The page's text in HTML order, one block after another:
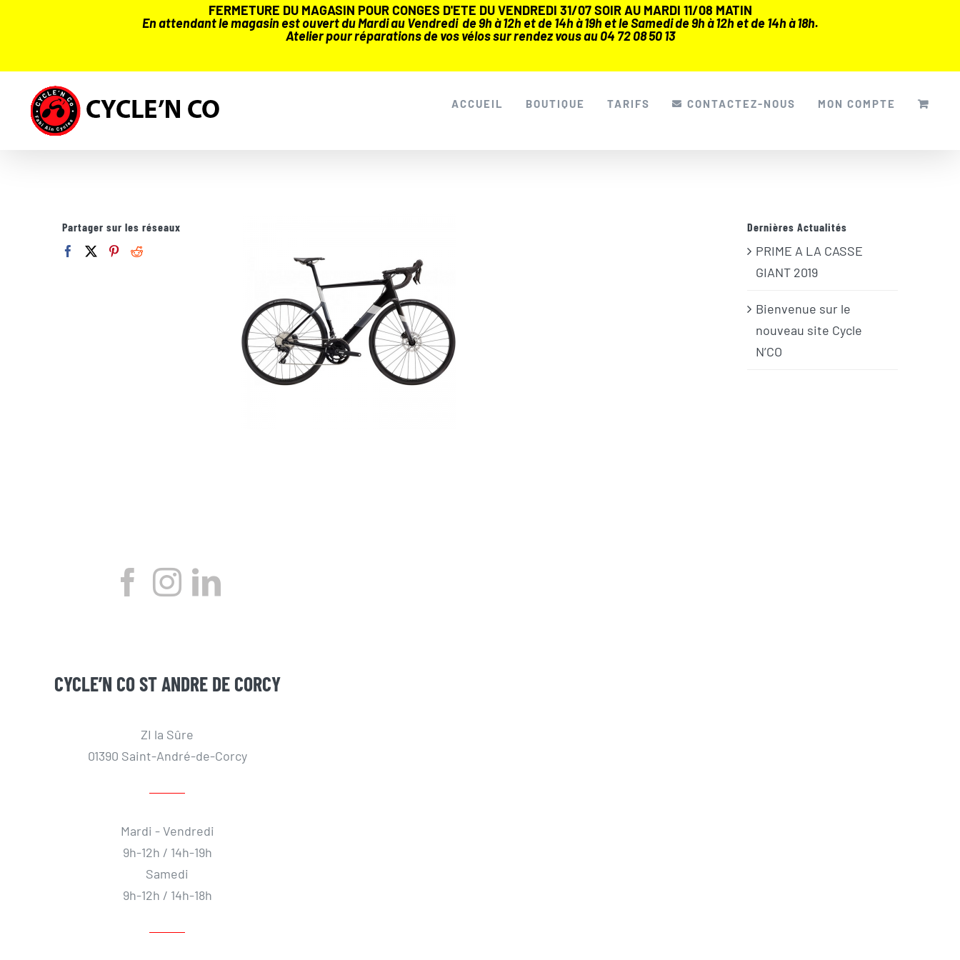
FERMETURE DU MAGASIN POUR CONGES D'ETE DU VENDREDI 31/07 SOIR AU MARDI 11/08 MATIN
En attendant le magasin est ouvert du Mardi au Vendredi de 9h à 12h et de 14h à 19h et le Samedi de 9h à 12h et de 14h à 18h.
Atelier pour réparations de vos vélos sur rendez vous au 04 72 08 50 13
contenu
ACCUEIL BOUTIQUE TARIFS CONTACTEZ-NOUS MON COMPTE
Partager sur les réseaux Dernières Actualités
PRIME A LA CASSE
GIANT 2019
Bienvenue sur le
nouveau site Cycle
N’CO
CYCLE’N CO ST ANDRE DE CORCY
ZI la Sûre
01390 Saint-André-de-Corcy
Mardi - Vendredi
9h-12h / 14h-19h
Samedi
9h-12h / 14h-18h